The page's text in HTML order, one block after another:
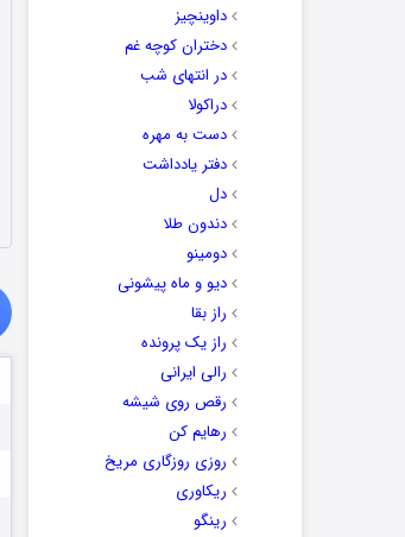
داوینچیز
دختران کوچه غم
در انتهای شب
دراکولا
دست به مهره
دفتر یادداشت
دل
دندون طلا
دومینو
دیو و ماه پیشونی
راز بقا
راز یک پرونده
رالی ایرانی
رقص روی شیشه
رهایم کن
روزی روزگاری مریخ
ریکاوری
رینگو